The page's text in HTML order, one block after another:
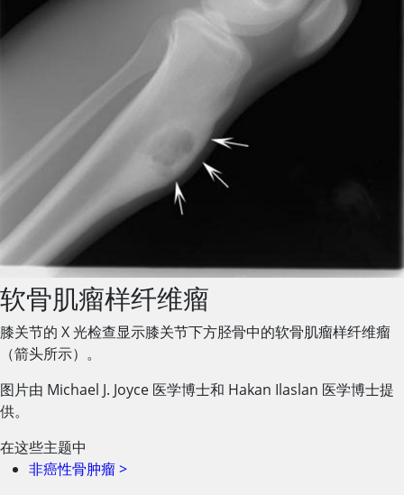
软骨肌瘤样纤维瘤
膝关节的 X 光检查显示膝关节下方胫骨中的软骨肌瘤样纤维瘤
（箭头所示）。
图片由 Michael J. Joyce 医学博士和 Hakan Ilaslan 医学博士提
供。
在这些主题中
非癌性骨肿瘤>